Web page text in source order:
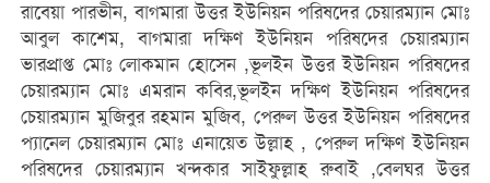
রাবেয়া পারভীন, বাগমারা উত্তর ইউনিয়ন পরিষদের চেয়ারম্যান মোঃ
আবুল কাশেম, বাগমারা দক্ষিণ ইউনিয়ন পরিষদের চেয়ারম্যান
ভারপ্রাপ্ত মোঃ লোকমান হোসেন ,ভূলইন উত্তর ইউনিয়ন পরিষদের
চেয়ারম্যান মোঃ এমরান কবির,ভূলইন দক্ষিণ ইউনিয়ন পরিষদের
চেয়ারম্যান মুজিবুর রহমান মুজিব, পেরুল উত্তর ইউনিয়ন পরিষদের
প্যানেল চেয়ারম্যান মোঃ এনায়েত উল্লাহ , পেরুল দক্ষিণ ইউনিয়ন
পরিষদের চেয়ারম্যান খন্দকার সাইফুল্লাহ রুবাই ,বেলঘর উত্তর